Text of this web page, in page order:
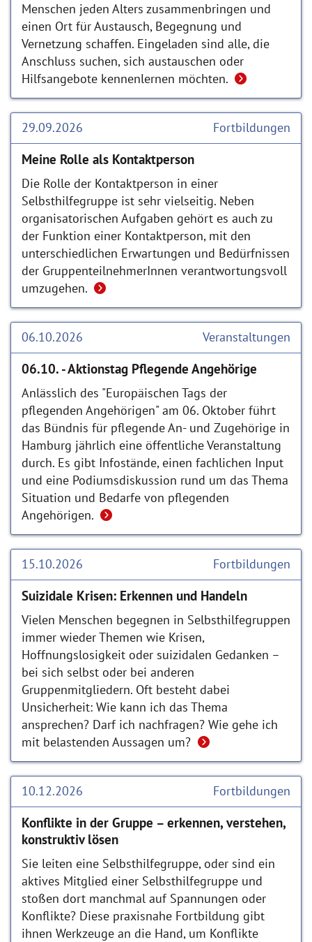
Menschen jeden Alters zusammenbringen und
einen Ort für Austausch, Begegnung und
Vernetzung schaffen. Eingeladen sind alle, die
Anschluss suchen, sich austauschen oder
Hilfsangebote kennenlernen möchten.
29.09.2026 Fortbildungen
Meine Rolle als Kontaktperson
Die Rolle der Kontaktperson in einer
Selbsthilfegruppe ist sehr vielseitig. Neben
organisatorischen Aufgaben gehört es auch zu
der Funktion einer Kontaktperson, mit den
unterschiedlichen Erwartungen und Bedürfnissen
der GruppenteilnehmerInnen verantwortungsvoll
umzugehen.
06.10.2026 Veranstaltungen
06.10. - Aktionstag Pflegende Angehörige
Anlässlich des "Europäischen Tags der
pflegenden Angehörigen" am 06. Oktober führt
das Bündnis für pflegende An- und Zugehörige in
Hamburg jährlich eine öffentliche Veranstaltung
durch. Es gibt Infostände, einen fachlichen Input
und eine Podiumsdiskussion rund um das Thema
Situation und Bedarfe von pflegenden
Angehörigen.
15.10.2026 Fortbildungen
Suizidale Krisen: Erkennen und Handeln
Vielen Menschen begegnen in Selbsthilfegruppen
immer wieder Themen wie Krisen,
Hoffnungslosigkeit oder suizidalen Gedanken –
bei sich selbst oder bei anderen
Gruppenmitgliedern. Oft besteht dabei
Unsicherheit: Wie kann ich das Thema
ansprechen? Darf ich nachfragen? Wie gehe ich
mit belastenden Aussagen um?
10.12.2026 Fortbildungen
Konflikte in der Gruppe – erkennen, verstehen,
konstruktiv lösen
Sie leiten eine Selbsthilfegruppe, oder sind ein
aktives Mitglied einer Selbsthilfegruppe und
stoßen dort manchmal auf Spannungen oder
Konflikte? Diese praxisnahe Fortbildung gibt
ihnen Werkzeuge an die Hand, um Konflikte